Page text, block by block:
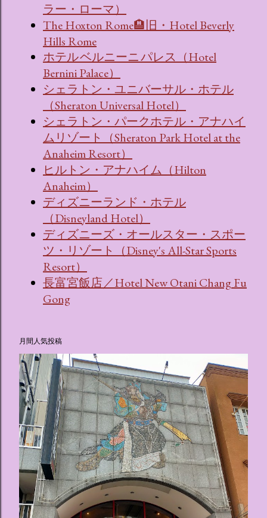
ラー・ローマ）
The Hoxton Rome🏨旧・Hotel Beverly
Hills Rome
ホテル ベルニーニ パレス（Hotel
Bernini Palace）
シェラトン・ユニバーサル・ホテル
（Sheraton Universal Hotel）
シェラトン・パークホテル・アナハイ
ムリゾート（Sheraton Park Hotel at the
Anaheim Resort）
ヒルトン・アナハイム（Hilton
Anaheim）
ディズニーランド・ホテル
（Disneyland Hotel）
ディズニーズ・オールスター・スポー
ツ・リゾート（Disney's All-Star Sports
Resort）
長富宮飯店／Hotel New Otani Chang Fu
Gong
月間人気投稿